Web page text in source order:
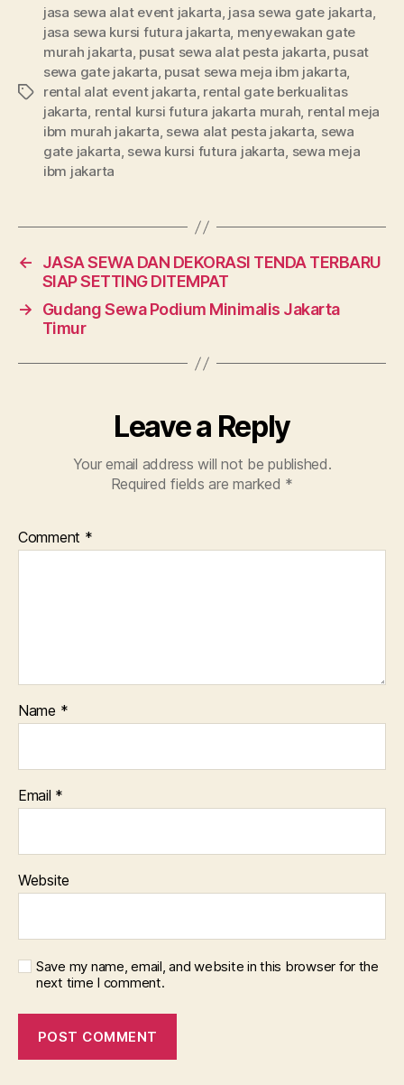
Tags
jasa sewa alat event jakarta, jasa sewa gate jakarta,
jasa sewa kursi futura jakarta, menyewakan gate
murah jakarta, pusat sewa alat pesta jakarta, pusat
sewa gate jakarta, pusat sewa meja ibm jakarta,
rental alat event jakarta, rental gate berkualitas
jakarta, rental kursi futura jakarta murah, rental meja
ibm murah jakarta, sewa alat pesta jakarta, sewa
gate jakarta, sewa kursi futura jakarta, sewa meja
ibm jakarta
←
JASA SEWA DAN DEKORASI TENDA TERBARU
SIAP SETTING DITEMPAT
→
Gudang Sewa Podium Minimalis Jakarta
Timur
Leave a Reply
Your email address will not be published.
Required fields are marked *
Comment *
Name *
Email *
Website
Save my name, email, and website in this browser for the
next time I comment.